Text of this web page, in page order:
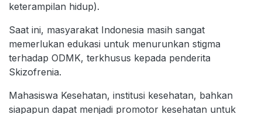
keterampilan hidup).
Saat ini, masyarakat Indonesia masih sangat
memerlukan edukasi untuk menurunkan stigma
terhadap ODMK, terkhusus kepada penderita
Skizofrenia.
Mahasiswa Kesehatan, institusi kesehatan, bahkan
siapapun dapat menjadi promotor kesehatan untuk